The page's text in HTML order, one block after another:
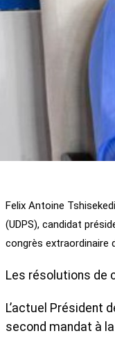
Felix Antoine
(UDPS), candidat
congrès extraordinaire
Les résolutions de
L’actuel Président
second mandat à